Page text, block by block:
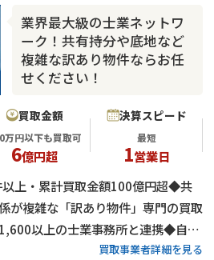
業界最大級の士業ネットワ
ーク！共有持分や底地など
複雑な訳あり物件ならお任
せください！
買取金額
万円以下も買取可
6億円超
決算スピード
最短
1営業日
上・累計買取金額100億円超◆共
が複雑な「訳あり物件」専門の買取
以上の士業事務所と連携◆自己
資審査を待たず最短即日で決済可能
買取事業者詳細を見る